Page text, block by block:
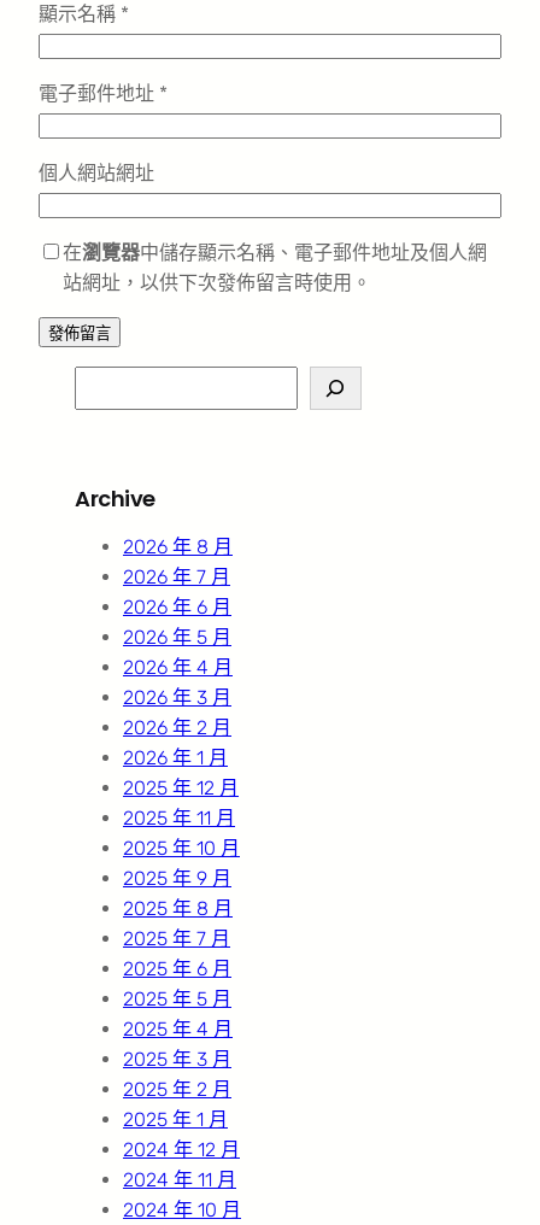
顯示名稱 *
電子郵件地址 *
個人網站網址
在瀏覽器中儲存顯示名稱、電子郵件地址及個人網
站網址，以供下次發佈留言時使用。
e
c
Archive
2026 年 8 月
2026 年 7 月
2026 年 6 月
2026 年 5 月
2026 年 4 月
2026 年 3 月
2026 年 2 月
2026 年 1 月
2025 年 12 月
2025 年 11 月
2025 年 10 月
2025 年 9 月
2025 年 8 月
2025 年 7 月
2025 年 6 月
2025 年 5 月
2025 年 4 月
2025 年 3 月
2025 年 2 月
2025 年 1 月
2024 年 12 月
2024 年 11 月
2024 年 10 月